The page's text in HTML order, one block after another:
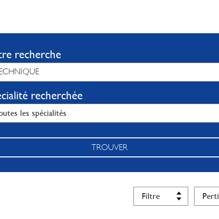
recherche
recherchée
TROUVER